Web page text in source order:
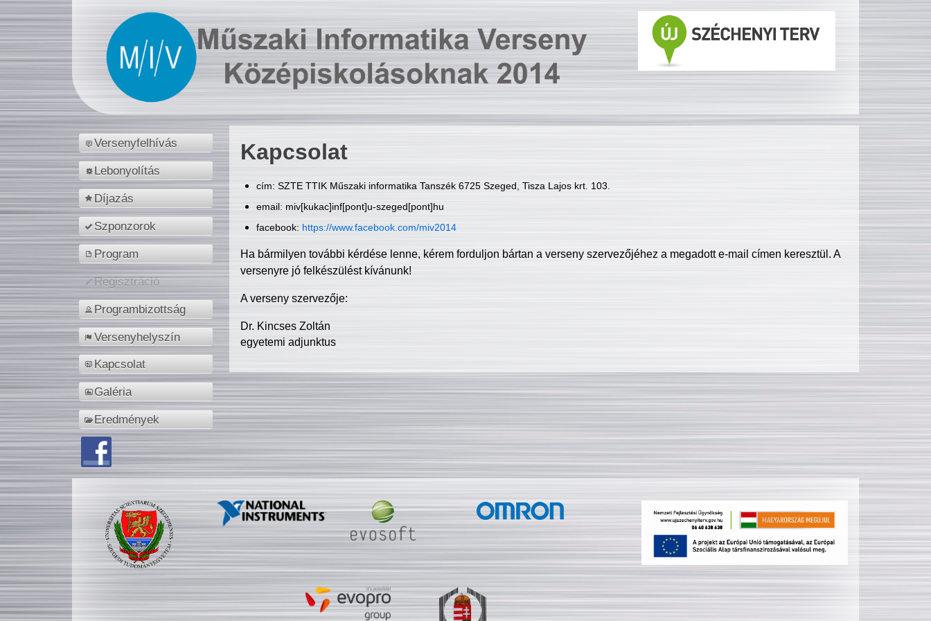
Versenyfelhívás
Lebonyolítás
Díjazás
Szponzorok
Program
Regisztráció
Programbizottság
Versenyhelyszín
Kapcsolat
Galéria
Eredmények
Kapcsolat
cím: SZTE TTIK Műszaki informatika Tanszék 6725 Szeged, Tisza Lajos krt. 103.
email: miv[kukac]inf[pont]u-szeged[pont]hu
facebook: https://www.facebook.com/miv2014
Ha bármilyen további kérdése lenne, kérem forduljon bártan a verseny szervezőjéhez a megadott e-mail címen keresztül. A
versenyre jó felkészülést kívánunk!
A verseny szervezője:
Dr. Kincses Zoltán
egyetemi adjunktus